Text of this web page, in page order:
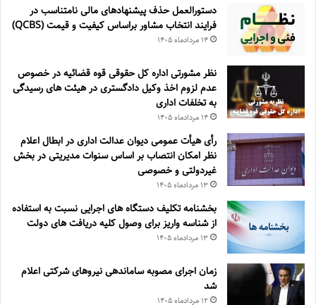
دستورالعمل حذف پيشنهادهای مالی نامتناسب در
فرايند انتخاب مشاور براساس كيفيت و قيمت (QCBS)
۱۴ مرداد‌ماه ۱۴۰۵
نظر مشورتی اداره کل حقوقی قوه قضائیه در خصوص
عدم لزوم اخذ وکیل دادگستری در هیئت های رسیدگی
به تخلفات اداری
۱۴ مرداد‌ماه ۱۴۰۵
رأی هیأت عمومی دیوان عدالت اداری در ابطال اعلام
نظر امکان انتصاب بر اساس سنوات مدیریتی در بخش
غیردولتی و خصوصی
۱۳ مرداد‌ماه ۱۴۰۵
بخشنامه تکلیف دستگاه های اجرایی نسبت به استفاده
از شناسه واریز برای وصول کلیه دریافت های دولت
۱۳ مرداد‌ماه ۱۴۰۵
زمان اجرای مصوبه ساماندهی نیروهای شرکتی اعلام
شد
۱۲ مرداد‌ماه ۱۴۰۵